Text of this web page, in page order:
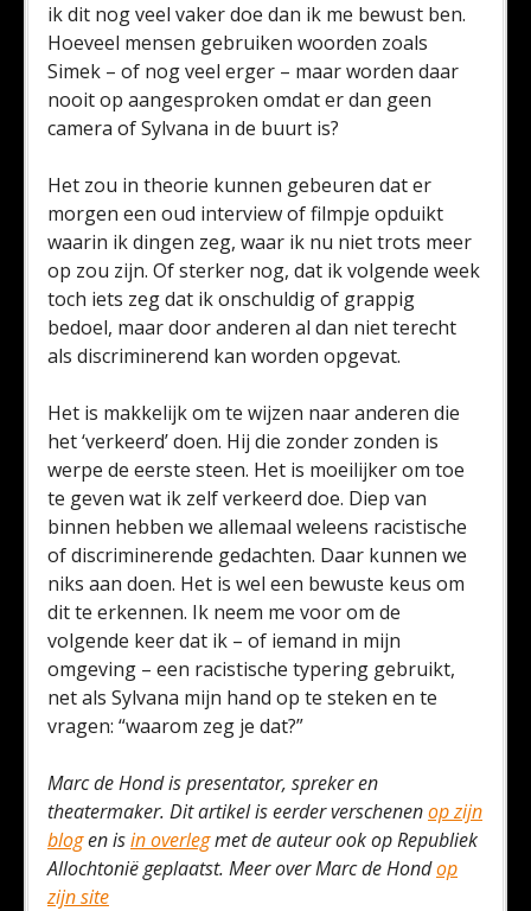
ik dit nog veel vaker doe dan ik me bewust ben.
Hoeveel mensen gebruiken woorden zoals
Simek – of nog veel erger – maar worden daar
nooit op aangesproken omdat er dan geen
camera of Sylvana in de buurt is?
Het zou in theorie kunnen gebeuren dat er
morgen een oud interview of filmpje opduikt
waarin ik dingen zeg, waar ik nu niet trots meer
op zou zijn. Of sterker nog, dat ik volgende week
toch iets zeg dat ik onschuldig of grappig
bedoel, maar door anderen al dan niet terecht
als discriminerend kan worden opgevat.
Het is makkelijk om te wijzen naar anderen die
het ‘verkeerd’ doen. Hij die zonder zonden is
werpe de eerste steen. Het is moeilijker om toe
te geven wat ik zelf verkeerd doe. Diep van
binnen hebben we allemaal weleens racistische
of discriminerende gedachten. Daar kunnen we
niks aan doen. Het is wel een bewuste keus om
dit te erkennen. Ik neem me voor om de
volgende keer dat ik – of iemand in mijn
omgeving – een racistische typering gebruikt,
net als Sylvana mijn hand op te steken en te
vragen: “waarom zeg je dat?”
Marc de Hond is presentator, spreker en
theatermaker. Dit artikel is eerder verschenenop zijn
blogen isin overlegmet de auteur ook op Republiek
Allochtonië geplaatst. Meer over Marc de Hondop
zijn site